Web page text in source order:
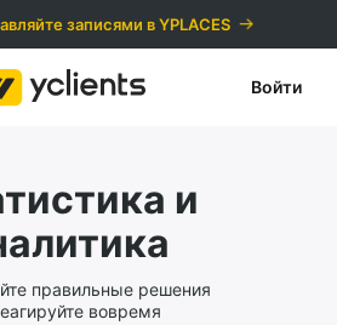
записями в YPLACES️
Войти
и
правильные решения
вовремя